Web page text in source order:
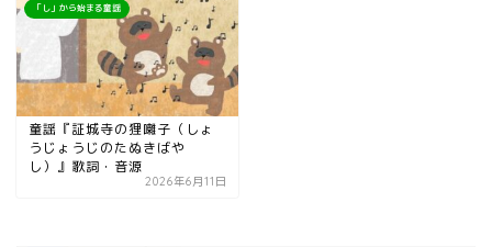
「し」から始まる童謡
童謡『証城寺の狸囃子（しょ
うじょうじのたぬきばや
し）』歌詞・音源
2026年6月11日